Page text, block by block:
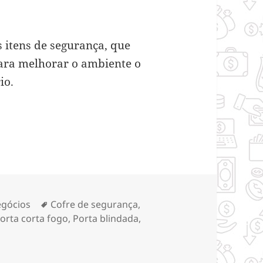
de segurança, que
melhorar o ambiente o
Tags
Cofre de segurança,
corta fogo, Porta blindada,